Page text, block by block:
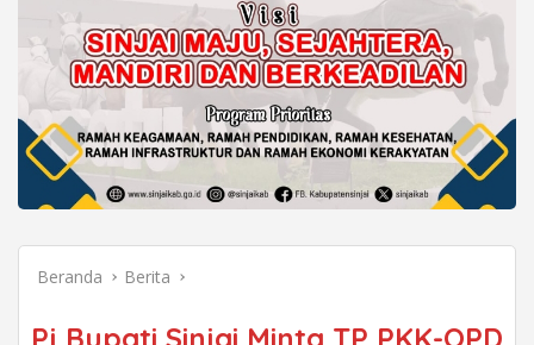
Beranda Berita
Pj Bupati Sinjai Minta TP PKK-OPD